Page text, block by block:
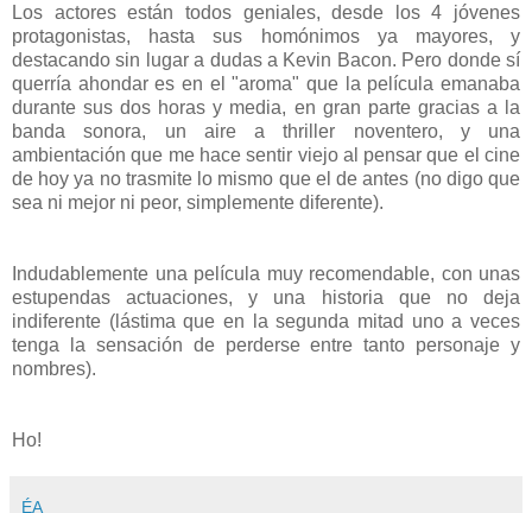
Los actores están todos geniales, desde los 4 jóvenes
protagonistas, hasta sus homónimos ya mayores, y
destacando sin lugar a dudas a Kevin Bacon. Pero donde sí
querría ahondar es en el "aroma" que la película emanaba
durante sus dos horas y media, en gran parte gracias a la
banda sonora, un aire a thriller noventero, y una
ambientación que me hace sentir viejo al pensar que el cine
de hoy ya no trasmite lo mismo que el de antes (no digo que
sea ni mejor ni peor, simplemente diferente).
Indudablemente una película muy recomendable, con unas
estupendas actuaciones, y una historia que no deja
indiferente (lástima que en la segunda mitad uno a veces
tenga la sensación de perderse entre tanto personaje y
nombres).
Ho!
ÉA